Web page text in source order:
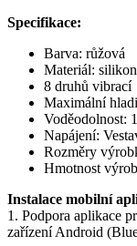
Specifikace:
Barva: růžová
Materiál: silikon
8 druhů vibrací
Maximální
Voděodolnost:
Napájení:
Rozměry
Hmotnost
Instalace mobilní
1. Podpora aplikace
zařízení Android